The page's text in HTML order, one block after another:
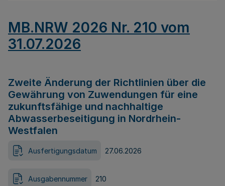
MB.NRW 2026 Nr. 210 vom
31.07.2026
Zweite Änderung der Richtlinien über die
Gewährung von Zuwendungen für eine
zukunftsfähige und nachhaltige
Abwasserbeseitigung in Nordrhein-
Westfalen
Ausfertigungsdatum 27.06.2026
Ausgabennummer 210